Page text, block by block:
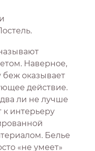
Наверное,
оказывает
действие.
ли не лучше
к интерьеру
Белье
«не умеет»